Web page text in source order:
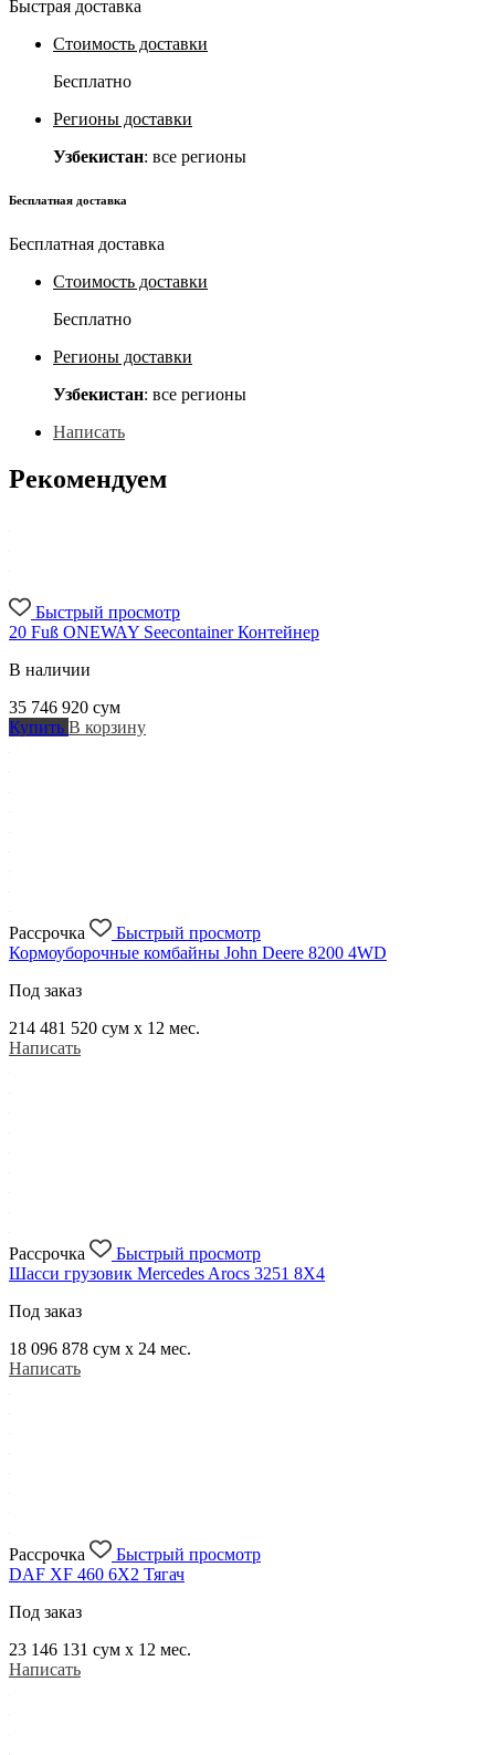
Быстрая доставка
Стоимость доставки
Бесплатно
Регионы доставки
Узбекистан: все регионы
Бесплатная доставка
Бесплатная доставка
Стоимость доставки
Бесплатно
Регионы доставки
Узбекистан: все регионы
Написать
Рекомендуем
Быстрый просмотр
20 Fuß ONEWAY Seecontainer Контейнер
В наличии
35 746 920 сум
Купить В корзину
Рассрочка
Быстрый просмотр
Кормоуборочные комбайны John Deere 8200 4WD
Под заказ
214 481 520 сум x 12 мес.
Написать
Рассрочка
Быстрый просмотр
Шасси грузовик Mercedes Arocs 3251 8X4
Под заказ
18 096 878 сум x 24 мес.
Написать
Рассрочка
Быстрый просмотр
DAF XF 460 6X2 Тягач
Под заказ
23 146 131 сум x 12 мес.
Написать